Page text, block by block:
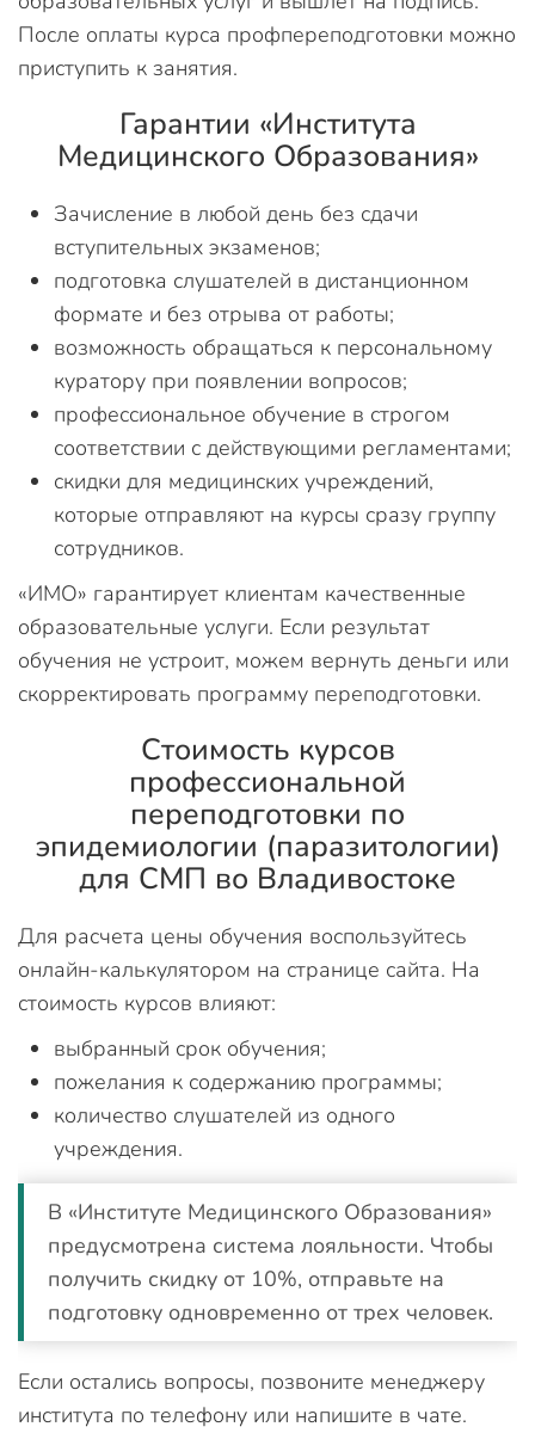
После оплаты курса профпереподготовки можно
приступить к занятия.
Гарантии «Института
Медицинского Образования»
Зачисление в любой день без сдачи
вступительных экзаменов;
подготовка слушателей в дистанционном
формате и без отрыва от работы;
возможность обращаться к персональному
куратору при появлении вопросов;
профессиональное обучение в строгом
соответствии с действующими регламентами;
скидки для медицинских учреждений,
которые отправляют на курсы сразу группу
сотрудников.
«ИМО» гарантирует клиентам качественные
образовательные услуги. Если результат
обучения не устроит, можем вернуть деньги или
скорректировать программу переподготовки.
Стоимость курсов
профессиональной
переподготовки по
эпидемиологии (паразитологии)
для СМП во Владивостоке
Для расчета цены обучения воспользуйтесь
онлайн-калькулятором на странице сайта. На
стоимость курсов влияют:
выбранный срок обучения;
пожелания к содержанию программы;
количество слушателей из одного
учреждения.
В «Институте Медицинского Образования»
предусмотрена система лояльности. Чтобы
получить скидку от 10%, отправьте на
подготовку одновременно от трех человек.
Если остались вопросы, позвоните менеджеру
института по телефону или напишите в чате.